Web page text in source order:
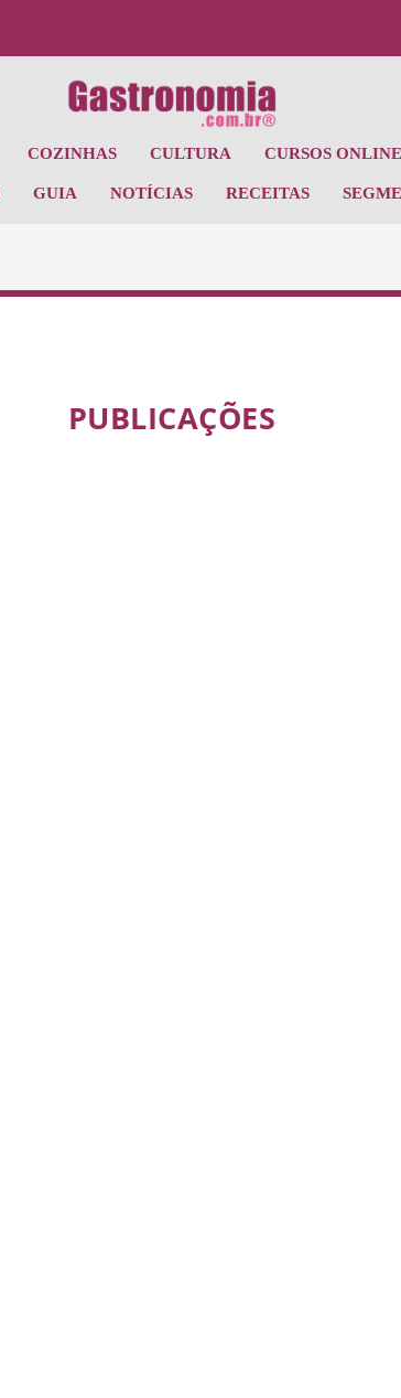
COZINHAS CULTURA CURSOS ONLINE
GUIA NOTÍCIAS RECEITAS
PUBLICAÇÕES